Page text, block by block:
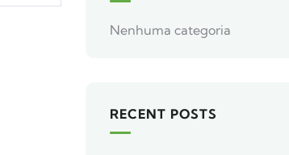
Nenhuma categoria
RECENT POSTS